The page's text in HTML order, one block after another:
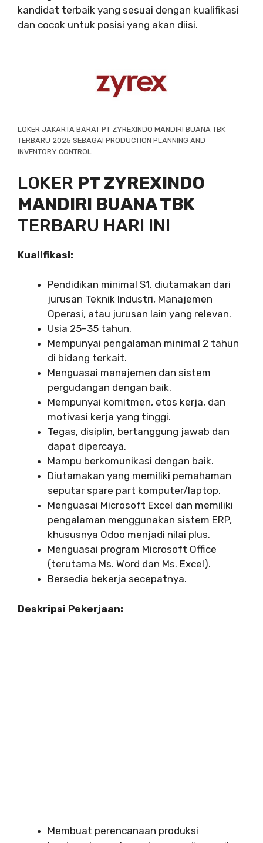
kandidat terbaik yang sesuai dengan kualifikasi
dan cocok untuk posisi yang akan diisi.
LOKER JAKARTA BARAT PT ZYREXINDO MANDIRI BUANA TBK
TERBARU 2025 SEBAGAI PRODUCTION PLANNING AND
INVENTORY CONTROL
LOKER PT ZYREXINDO
MANDIRI BUANA TBK
TERBARU HARI INI
Kualifikasi:
Pendidikan minimal S1, diutamakan dari
jurusan Teknik Industri, Manajemen
Operasi, atau jurusan lain yang relevan.
Usia 25–35 tahun.
Mempunyai pengalaman minimal 2 tahun
di bidang terkait.
Menguasai manajemen dan sistem
pergudangan dengan baik.
Mempunyai komitmen, etos kerja, dan
motivasi kerja yang tinggi.
Tegas, disiplin, bertanggung jawab dan
dapat dipercaya.
Mampu berkomunikasi dengan baik.
Diutamakan yang memiliki pemahaman
seputar spare part komputer/laptop.
Menguasai Microsoft Excel dan memiliki
pengalaman menggunakan sistem ERP,
khususnya Odoo menjadi nilai plus.
Menguasai program Microsoft Office
(terutama Ms. Word dan Ms. Excel).
Bersedia bekerja secepatnya.
Deskripsi Pekerjaan:
Membuat perencanaan produksi